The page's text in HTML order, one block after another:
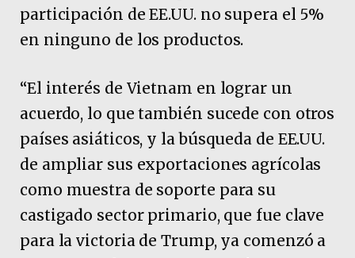
participación de EE.UU. no supera el 5%
en ninguno de los productos.
“El interés de Vietnam en lograr un
acuerdo, lo que también sucede con otros
países asiáticos, y la búsqueda de EE.UU.
de ampliar sus exportaciones agrícolas
como muestra de soporte para su
castigado sector primario, que fue clave
para la victoria de Trump, ya comenzó a